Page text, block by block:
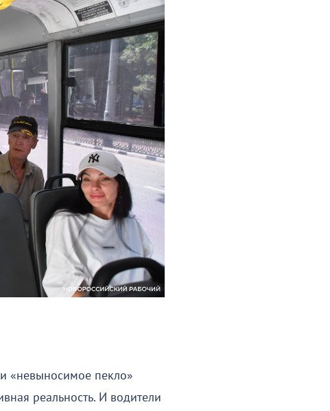
«невыносимое пекло»
реальность. И водители